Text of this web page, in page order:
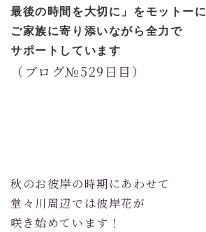
最後の時間を大切に」 をモットーに
ご家族に寄り添いながら全力で
サポートしています
（ブログ№529日目）
秋のお彼岸の時期にあわせて
堂々川周辺では彼岸花が
咲き始めています！